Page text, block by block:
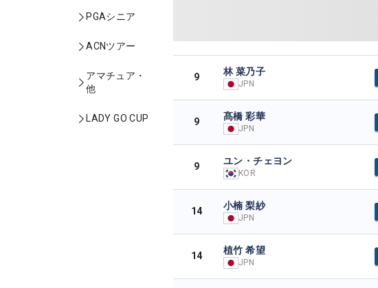
PGAシニア
ACNツアー
アマチュア・
他
LADY GO CUP
9 林 菜乃子
JPN
9 髙橋 彩華
JPN
9 ユン・チェヨン
KOR
14 小楠 梨紗
JPN
14 植竹 希望
JPN